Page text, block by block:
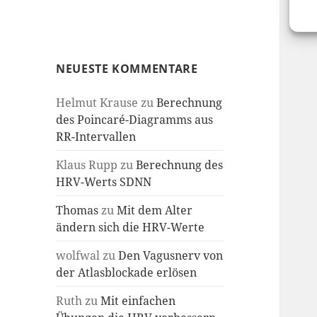
NEUESTE KOMMENTARE
Helmut Krause zuBerechnung
des Poincaré-Diagramms aus
RR-Intervallen
Klaus Rupp zuBerechnung des
HRV-Werts SDNN
ThomaszuMit dem Alter
ändern sich die HRV-Werte
wolfwalzuDen Vagusnerv von
der Atlasblockade erlösen
RuthzuMit einfachen